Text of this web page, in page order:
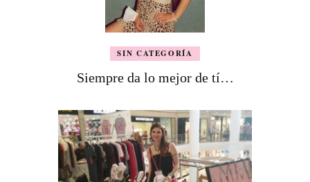
SIN CATEGORÍA
Siempre da lo mejor de tí…